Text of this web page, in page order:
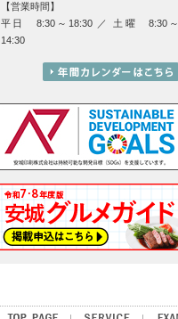
【営業時間】
平日 8:30～18:30 ／ 土曜 8:30～
14:30